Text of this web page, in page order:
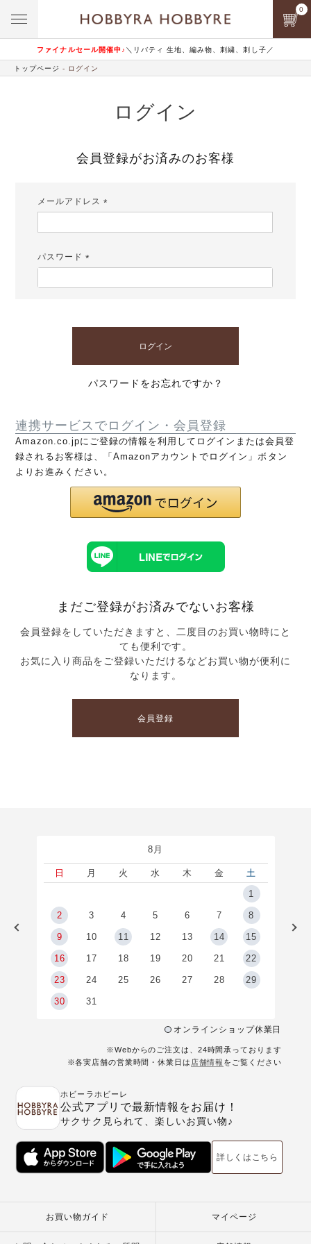
ファイナルセール開催中♪ ＼リバティ 生地、編み物、刺繍、刺し子／
0
トップページ ログイン
ログイン
会員登録がお済みのお客様
メールアドレス
パスワード
ログイン
パスワードをお忘れですか？
連携サービスでログイン・会員登録
Amazon.co.jpにご登録の情報を利用してログインまたは会員登
録されるお客様は、「Amazonアカウントでログイン」ボタン
よりお進みください。
まだご登録がお済みでないお客様
会員登録をしていただきますと、二度目のお買い物時にと
ても便利です。
お気に入り商品をご登録いただけるなどお買い物が便利に
なります。
会員登録
8月
日 月 火 水 木 金
土
1
2 3 4 5 6 7 8
9 10 11 12 13 14 15
16 17 18 19 20 21 22
23 24 25 26 27 28 29
30 31
オンラインショップ休業日
※Webからのご注文は、24時間承っております
※各実店舗の営業時間・休業日は 店舗情報 をご覧ください
ホビーラホビーレ
公式アプリで最新情報をお届け！
サクサク見られて、楽しいお買い物♪
詳しくはこちら
お買い物ガイド マイページ